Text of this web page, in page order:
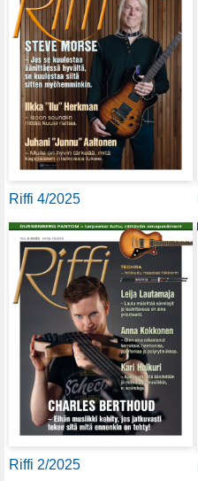
Riffi 4/2025
Riffi 2/2025